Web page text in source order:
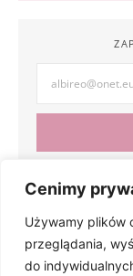
Cenimy
Używamy plików
przeglądania,
do